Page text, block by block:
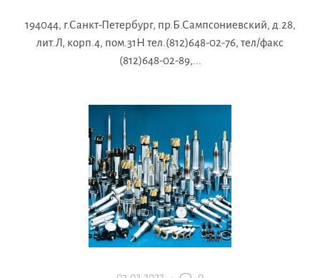
194044, г.Санкт-Петербург, пр.Б.Сампсониевский, д.28,
лит.Л, корп.4, пом.31Н тел.(812)648-02-76, тел/факс
(812)648-02-89,...